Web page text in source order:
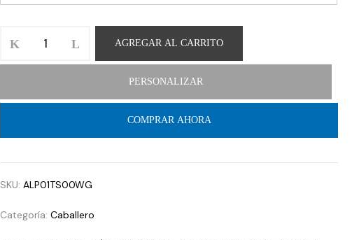
AGREGAR AL CARRITO
PERSONALIZAR
COMPRAR AHORA
SKU:ALP01TS00WG
Categoría:Caballero